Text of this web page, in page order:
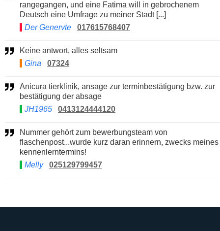
rangegangen, und eine Fatima will in gebrochenem
Deutsch eine Umfrage zu meiner Stadt [...]
Der Genervte
017615768407
Keine antwort, alles seltsam
Gina
07324
Anicura tierklinik, ansage zur terminbestätigung bzw. zur
bestätigung der absage
JH1965
0413124444120
Nummer gehört zum bewerbungsteam von
flaschenpost...wurde kurz daran erinnern, zwecks meines
kennenlerntermins!
Melly
025129799457